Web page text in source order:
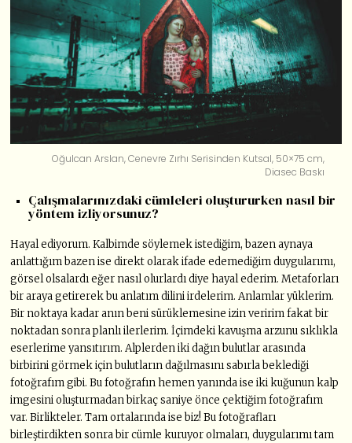
Oğulcan Arslan, Cenevre Zırhı Serisinden Kutsal, 50×75 cm,
Diasec Baskı
Çalışmalarınızdaki cümleleri oluştururken nasıl bir
yöntem izliyorsunuz?
Hayal ediyorum. Kalbimde söylemek istediğim, bazen aynaya
anlattığım bazen ise direkt olarak ifade edemediğim duygularımı,
görsel olsalardı eğer nasıl olurlardı diye hayal ederim. Metaforları
bir araya getirerek bu anlatım dilini irdelerim. Anlamlar yüklerim.
Bir noktaya kadar anın beni sürüklemesine izin veririm fakat bir
noktadan sonra planlı ilerlerim. İçimdeki kavuşma arzunu sıklıkla
eserlerime yansıtırım. Alplerden iki dağın bulutlar arasında
birbirini görmek için bulutların dağılmasını sabırla beklediği
fotoğrafım gibi. Bu fotoğrafın hemen yanında ise iki kuğunun kalp
imgesini oluşturmadan birkaç saniye önce çektiğim fotoğrafım
var. Birlikteler. Tam ortalarında ise biz! Bu fotoğrafları
birleştirdikten sonra bir cümle kuruyor olmaları, duygularımı tam